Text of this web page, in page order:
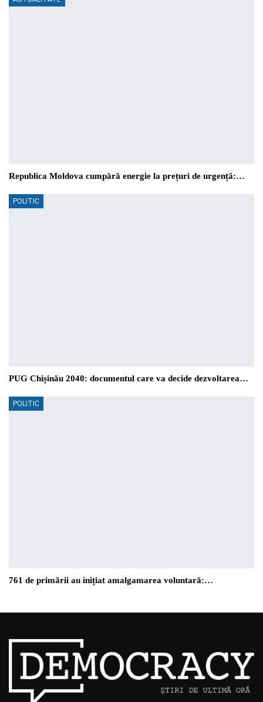
Republica Moldova cumpără energie la prețuri de urgență:…
POLITIC
PUG Chișinău 2040: documentul care va decide dezvoltarea…
POLITIC
761 de primării au inițiat amalgamarea voluntară:…